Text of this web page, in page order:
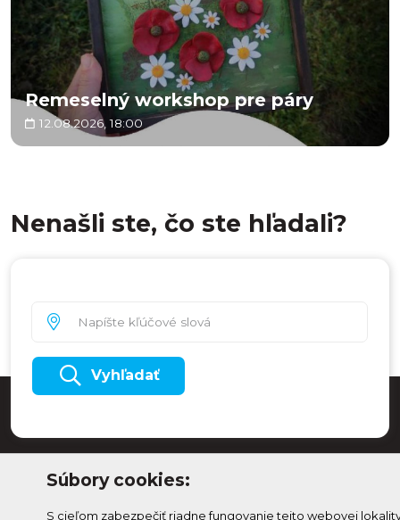
Remeselný workshop pre páry
12.08.2026, 18:00
Nenašli ste, čo ste hľadali?
Vyhľadať
Súbory cookies:
S cieľom zabezpečiť riadne fungovanie tejto webovej